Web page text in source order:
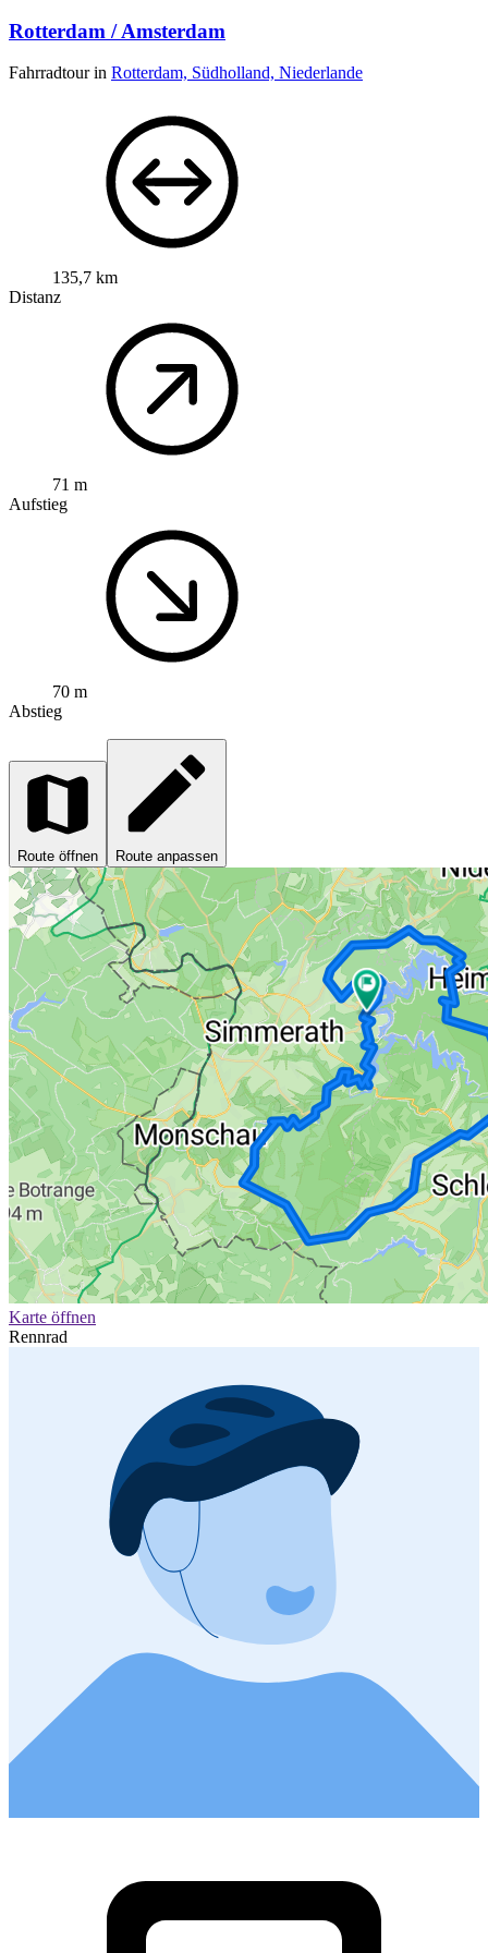
Rotterdam / Amsterdam
Fahrradtour in Rotterdam, Südholland, Niederlande
135,7 km
Distanz
71 m
Aufstieg
70 m
Abstieg
Route öffnen Route anpassen
Karte öffnen
Rennrad